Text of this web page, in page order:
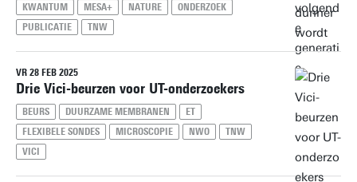
KWANTUM MESA+ NATURE
ONDERZOEK
PUBLICATIE
TNW
VR 28 FEB 2025
Drie Vici-beurzen voor UT-onderzoekers
BEURS DUURZAME MEMBRANEN
ET
FLEXIBELE SONDES
MICROSCOPIE NWO
TNW
VICI